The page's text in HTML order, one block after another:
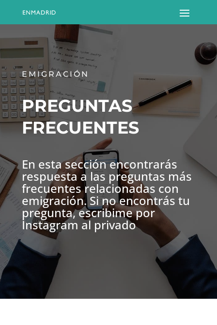
EMIGRACIÓN
PREGUNTAS
FRECUENTES
En esta sección encontrarás
respuesta a las preguntas más
frecuentes relacionadas con
emigración. Si no encontrás tu
pregunta, escribime por
Instagram al privado